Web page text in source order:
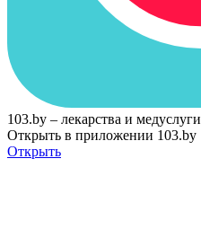
103.by – лекарства и медуслуги
Открыть в приложении 103.by
Открыть